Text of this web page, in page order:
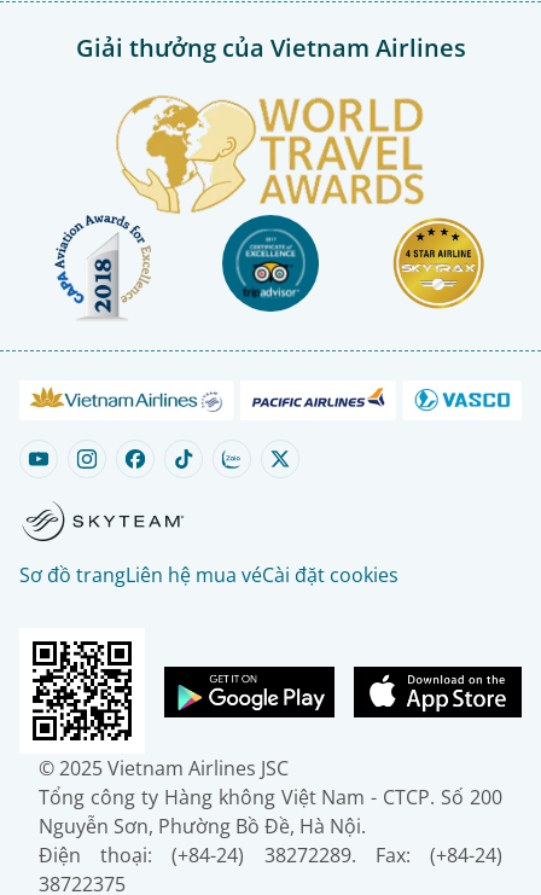
Giải thưởng của Vietnam Airlines
Sơ đồ trangLiên hệ mua véCài đặt cookies
© 2025 Vietnam Airlines JSC
Tổng công ty Hàng không Việt Nam - CTCP. Số 200
Nguyễn Sơn, Phường Bồ Đề, Hà Nội.
Điện thoại: (+84-24) 38272289. Fax: (+84-24)
38722375